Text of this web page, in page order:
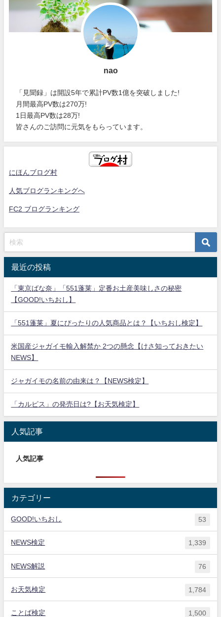
nao
「見聞録」は開設5年で累計PV数1億を突破しました!
月間最高PV数は270万!
1日最高PV数は28万!
皆さんのご訪問に元気をもらっています。
にほんブログ村
人気ブログランキングへ
FC2 ブログランキング
最近の投稿
「東京ばな奈」「551蓬莱」定番お土産美味しさの秘密
【GOOD!いちおし】
「551蓬莱」夏にぴったりの人気商品とは？【いちおし検定】
米国産ジャガイモ輸入解禁か 2つの懸念【けさ知っておきたい
NEWS】
ジャガイモの名前の由来は？【NEWS検定】
「カルピス」の発売日は?【お天気検定】
人気記事
人気記事
カテゴリー
GOOD!いちおし 53
NEWS検定 1,339
NEWS解説 76
お天気検定 1,784
ことば検定 1,500